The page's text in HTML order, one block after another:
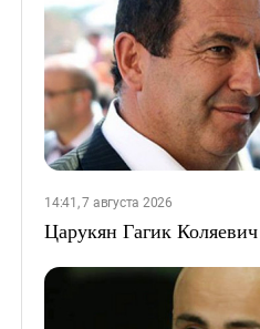
14:41, 7 августа 2026
Царукян Гагик Коляевич